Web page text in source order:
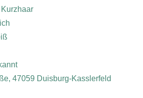
47059 Duisburg-Kasslerfeld